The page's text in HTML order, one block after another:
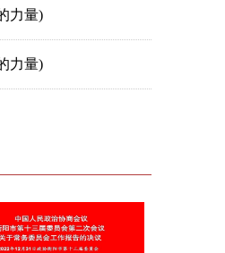
区：送您春节平安出行“千万
力量)
力量)